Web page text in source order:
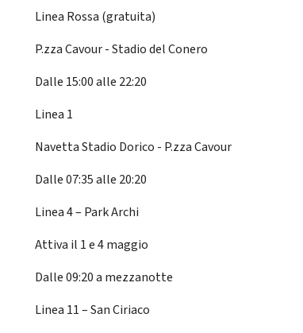
Linea Rossa (gratuita)
P.zza Cavour - Stadio del Conero
Dalle 15:00 alle 22:20
Linea 1
Navetta Stadio Dorico - P.zza Cavour
Dalle 07:35 alle 20:20
Linea 4 – Park Archi
Attiva il 1 e 4 maggio
Dalle 09:20 a mezzanotte
Linea 11 – San Ciriaco